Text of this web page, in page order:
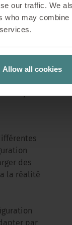
our traffic. We
who may combine
Allow all cookies
des
la réalité